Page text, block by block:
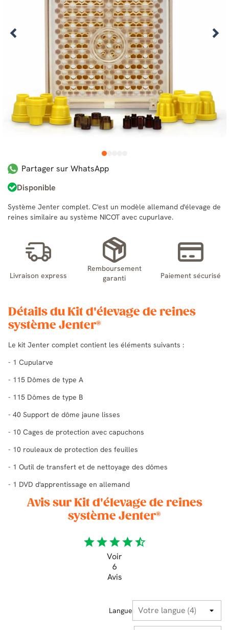
1
Partager sur WhatsApp
Disponible
Système Jenter complet. C'est un modèle allemand d'élevage de
reines similaire au système NICOT avec cupurlave.
Livraison express
Remboursement
garanti
Paiement sécurisé
Détails du Kit d'élevage de reines
système Jenter®
Le kit Jenter complet contient les éléments suivants :
- 1 Cupularve
- 115 Dômes de type A
- 115 Dômes de type B
- 40 Support de dôme jaune lisses
- 10 Cages de protection avec capuchons
- 10 rouleaux de protection des feuilles
- 1 Outil de transfert et de nettoyage des dômes
- 1 DVD d'apprentissage en allemand
Avis sur Kit d'élevage de reines
système Jenter®
starstarstarstarstar_half
Voir
6
Avis
Langue